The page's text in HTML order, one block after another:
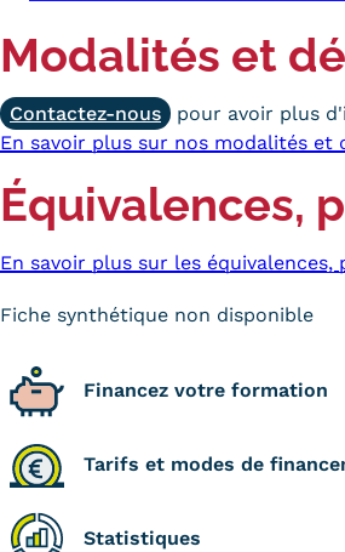
Modalités et
Contactez-nous
pour avoir plus
En savoir plus sur nos modalités et
Équivalences,
En savoir plus sur les
Fiche synthétique non disponible
Financez votre formation
Tarifs et modes de
Statistiques